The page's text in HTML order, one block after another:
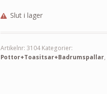
Slut i lager
Artikelnr: 3104 Kategorier:
Pottor+Toasitsar+Badrumspallar,